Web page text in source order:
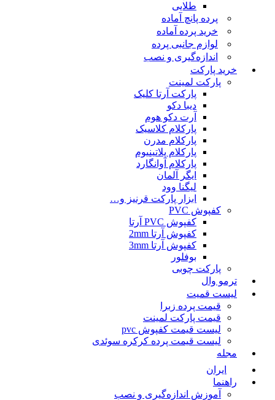
طلایی
پرده پانچ آماده
خرید پرده آماده
لوازم جانبی پرده
اندازه‌گیری و نصب
خرید پارکت
پارکت لمینت
پارکت آرتا کلیک
دیبا دکو
آرت دکو هوم
پارکلام کلاسیک
پارکلام مدرن
پارکلام پلاتینیوم
پارکلام آوانگارد
ایگر آلمان
لیگنا وود
ابزار پارکت قرنیز و…
کفپوش PVC
کفپوش PVC آرتا
کفپوش آرتا 2mm
کفپوش آرتا 3mm
بوفلور
پارکت چوبی
ترمو وال
لیست قمیت
قیمت پرده زبرا
قیمت پارکت لمینت
لیست قیمت کفپوش pvc
لیست قیمت پرده کرکره سوئدی
مجله
ایران
راهنما
آموزش اندازه‌گیری و نصب